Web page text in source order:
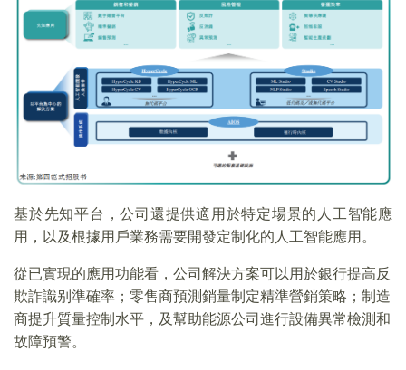
基於先知平台，公司還提供適用於特定場景的人工智能應
用，以及根據用戶業務需要開發定制化的人工智能應用。
從已實現的應用功能看，公司解決方案可以用於銀行提高反
欺詐識别準確率；零售商預測銷量制定精準營銷策略；制造
商提升質量控制水平，及幫助能源公司進行設備異常檢測和
故障預警。